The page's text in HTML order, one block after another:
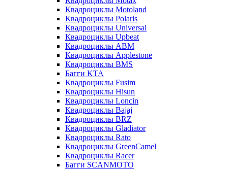
Квадроциклы Motoland
Квадроциклы Polaris
Квадроциклы Universal
Квадроциклы Upbeat
Квадроциклы ABM
Квадроциклы Applestone
Квадроциклы BMS
Багги KTA
Квадроциклы Fusim
Квадроциклы Hisun
Квадроциклы Loncin
Квадроциклы Bajaj
Квадроциклы BRZ
Квадроциклы Gladiator
Квадроциклы Rato
Квадроциклы GreenCamel
Квадроциклы Racer
Багги SCANMOTO